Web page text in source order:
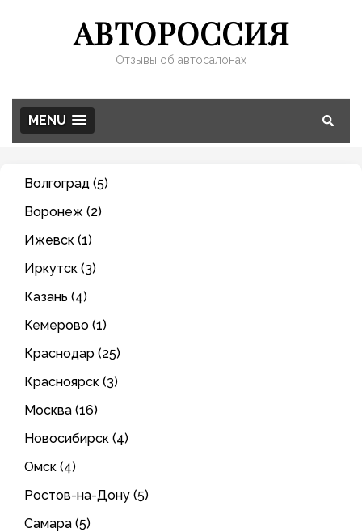
АВТОРОССИЯ
Отзывы об автосалонах
MENU
Волгоград (5)
Воронеж (2)
Ижевск (1)
Иркутск (3)
Казань (4)
Кемерово (1)
Краснодар (25)
Красноярск (3)
Москва (16)
Новосибирск (4)
Омск (4)
Ростов-на-Дону (5)
Самара (5)